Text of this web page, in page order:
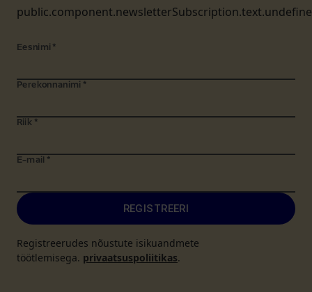
Eesnimi *
Perekonnanimi *
Riik *
E-mail *
REGISTREERI
Registreerudes nõustute isikuandmete
töötlemisega. privaatsuspoliitikas.